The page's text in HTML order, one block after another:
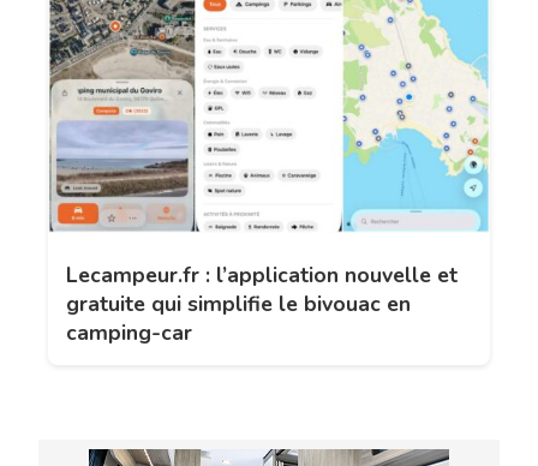
Lecampeur.fr : l’application nouvelle et
gratuite qui simplifie le bivouac en
camping-car